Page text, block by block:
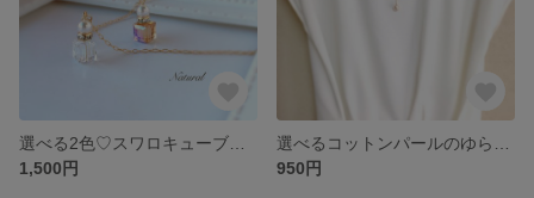
1,500円
950円